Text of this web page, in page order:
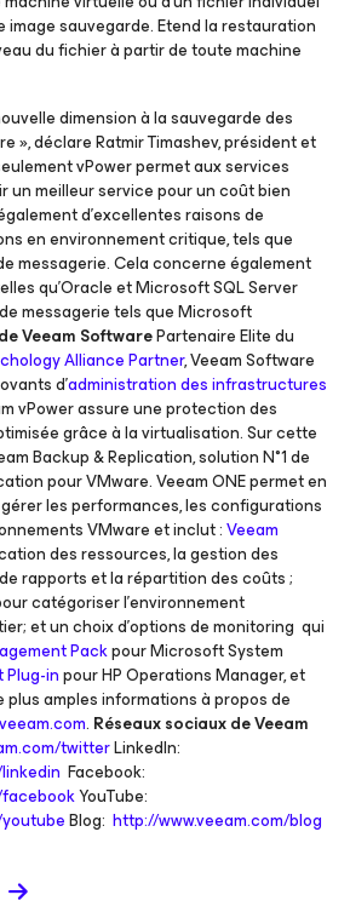
image sauvegarde. Etend la restauration
du fichier à partir de toute machine
dimension à la sauvegarde des
», déclare Ratmir Timashev, président et
vPower permet aux services
un meilleur service pour un coût bien
d’excellentes raisons de
en environnement critique, tels que
messagerie. Cela concerne également
qu’Oracle et Microsoft SQL Server
messagerie tels que Microsoft
Veeam SoftwarePartenaire Elite du
Alliance Partner, Veeam Software
d’administration des infrastructures
vPower assure une protection des
grâce à la virtualisation. Sur cette
Backup & Replication, solution N°1 de
pour VMware. Veeam ONE permet en
les performances, les configurations
VMware et inclut :Veeam
des ressources, la gestion des
rapports et la répartition des coûts ;
catégoriser l’environnement
et un choix d’options de monitoring qui
Packpour Microsoft System
Plug-inpour HP Operations Manager, et
plus amples informations à propos de
. Réseaux sociaux de Veeam
twitterLinkedIn:
Facebook:
YouTube:
Blog: http://www.veeam.com/blog